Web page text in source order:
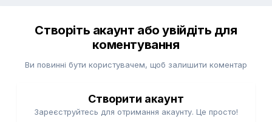
Створіть акаунт або увійдіть для
коментування
Ви повинні бути користувачем, щоб залишити коментар
Створити акаунт
Зареєструйтесь для отримання акаунту. Це просто!